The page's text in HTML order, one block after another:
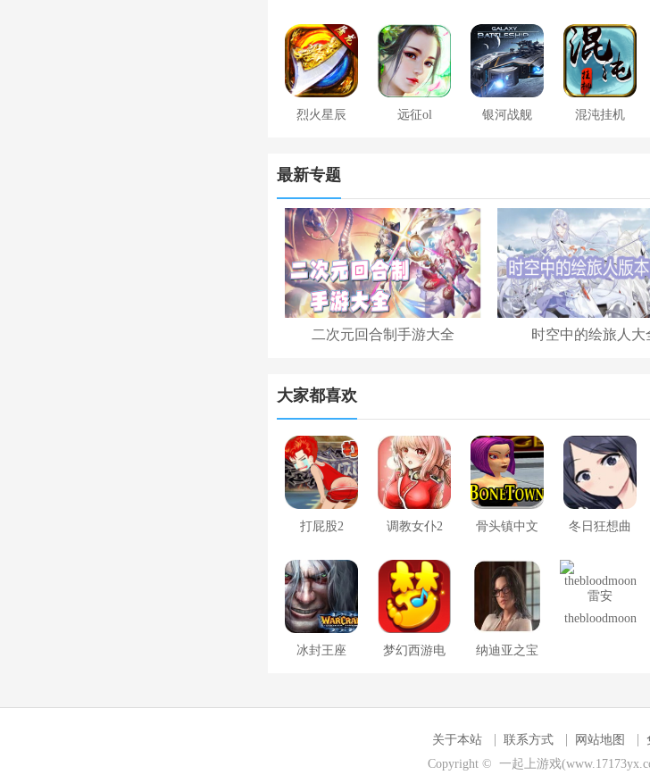
烈火星辰 远征ol 银河战舰 混沌挂机
最新专题
二次元回合制手游大全 时空中的绘旅人大
大家都喜欢
打屁股2 调教女仆2 骨头镇中文 冬日狂想曲
版
冰封王座 梦幻西游电 纳迪亚之宝
thebloodmoon
关于本站 联系方式 网站地图
Copyright © 一起上游戏